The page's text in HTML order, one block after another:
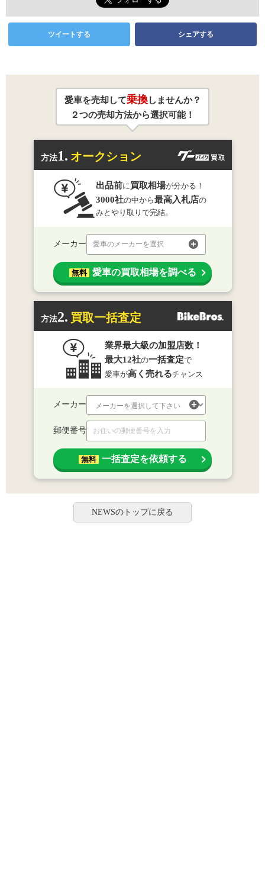
ツイートする シェアする
愛車を売却して乗換しませんか？
２つの売却方法から選択可能！
方法1. オークション
出品前に 買取相場が分かる！
3000社の中から最高入札店の
みとやり取りで完結。
メーカー 愛車のメーカーを選択
無料 愛車の買取相場を調べる
方法2. 買取一括査定
業界最大級の加盟店数！
最大12社の一括査定で
愛車が高く売れるチャンス
メーカー
郵便番号
無料 一括査定を依頼する
NEWSのトップに戻る